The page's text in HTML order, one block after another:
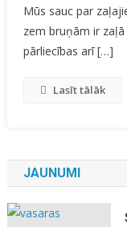
Mūs sauc par
zem bruņām ir
pārliecības arī […]
Lasīt tālāk
JAUNUMI